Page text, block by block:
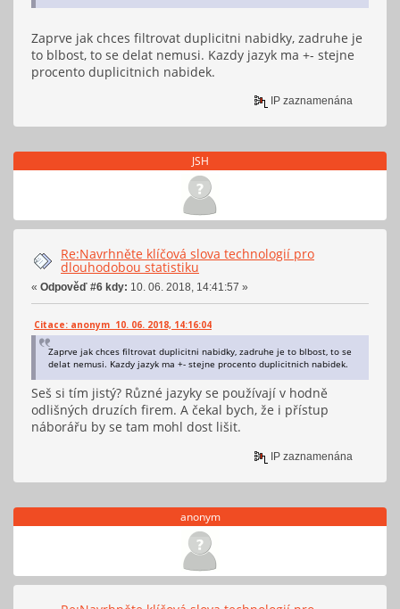
Zaprve jak chces filtrovat duplicitni nabidky, zadruhe je
to blbost, to se delat nemusi. Kazdy jazyk ma +- stejne
procento duplicitnich nabidek.
IP zaznamenána
JSH
Re:Navrhněte klíčová slova technologií pro
dlouhodobou statistiku
« Odpověď #6 kdy: 10. 06. 2018, 14:41:57 »
Citace: anonym 10. 06. 2018, 14:16:04
Zaprve jak chces filtrovat duplicitni nabidky, zadruhe je to blbost, to se
delat nemusi. Kazdy jazyk ma +- stejne procento duplicitnich nabidek.
Seš si tím jistý? Různé jazyky se používají v hodně
odlišných druzích firem. A čekal bych, že i přístup
náborářu by se tam mohl dost lišit.
IP zaznamenána
anonym